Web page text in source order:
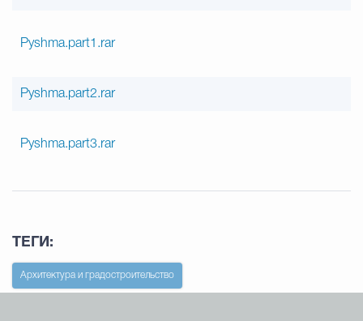
Pyshma.part1.rar
Pyshma.part2.rar
Pyshma.part3.rar
ТЕГИ:
Архитектура и градостроительство